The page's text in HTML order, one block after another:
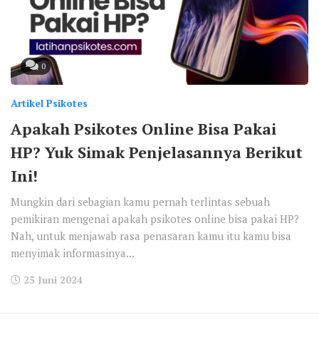
0
Artikel Psikotes
Apakah Psikotes Online Bisa Pakai
HP? Yuk Simak Penjelasannya Berikut
Ini!
Mungkin dari sebagian kamu pernah terlintas sebuah
pemikiran mengenai apakah psikotes online bisa pakai HP?
Nah, untuk menjawab rasa penasaran kamu itu kamu bisa
menyimak informasinya...
25 Juni 2024